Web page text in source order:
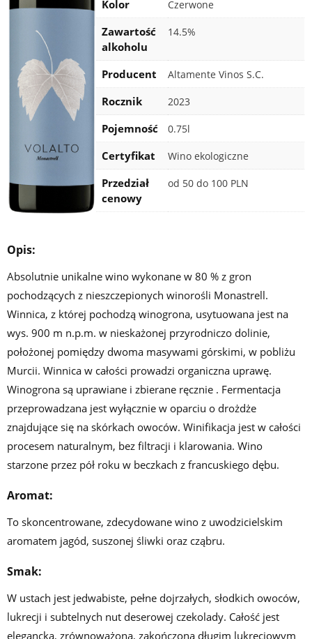
Kolor Czerwone
Zawartość
alkoholu
14.5%
Producent Altamente Vinos S.C.
Rocznik 2023
Pojemność 0.75l
Certyfikat Wino ekologiczne
Dostępność
Przedział
cenowy
od 50 do 100 PLN
Opis:
Absolutnie unikalne wino wykonane w 80 % z gron
pochodzących z nieszczepionych winorośli Monastrell.
Winnica, z której pochodzą winogrona, usytuowana jest na
wys. 900 m n.p.m. w nieskażonej przyrodniczo dolinie,
położonej pomiędzy dwoma masywami górskimi, w pobliżu
Murcii. Winnica w całości prowadzi organiczna uprawę.
Winogrona są uprawiane i zbierane ręcznie . Fermentacja
przeprowadzana jest wyłącznie w oparciu o drożdże
znajdujące się na skórkach owoców. Winifikacja jest w całości
procesem naturalnym, bez filtracji i klarowania. Wino
starzone przez pół roku w beczkach z francuskiego dębu.
Aromat:
To skoncentrowane, zdecydowane wino z uwodzicielskim
aromatem jagód, suszonej śliwki oraz cząbru.
Smak:
W ustach jest jedwabiste, pełne dojrzałych, słodkich owoców,
lukrecji i subtelnych nut deserowej czekolady. Całość jest
elegancka, zrównoważona, zakończona długim lukrecjowym